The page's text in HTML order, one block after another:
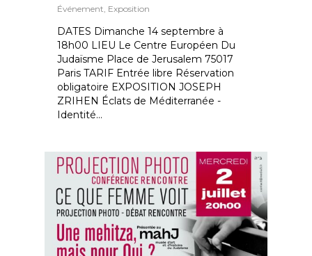
Événement, Exposition
DATES Dimanche 14 septembre à
18h00 LIEU Le Centre Européen Du
Judaïsme Place de Jerusalem 75017
Paris TARIF Entrée libre Réservation
obligatoire EXPOSITION JOSEPH
ZRIHEN Éclats de Méditerranée -
Identité...